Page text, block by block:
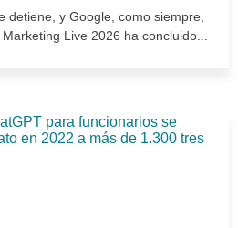
detiene, y Google, como siempre,
Live 2026 ha concluido...